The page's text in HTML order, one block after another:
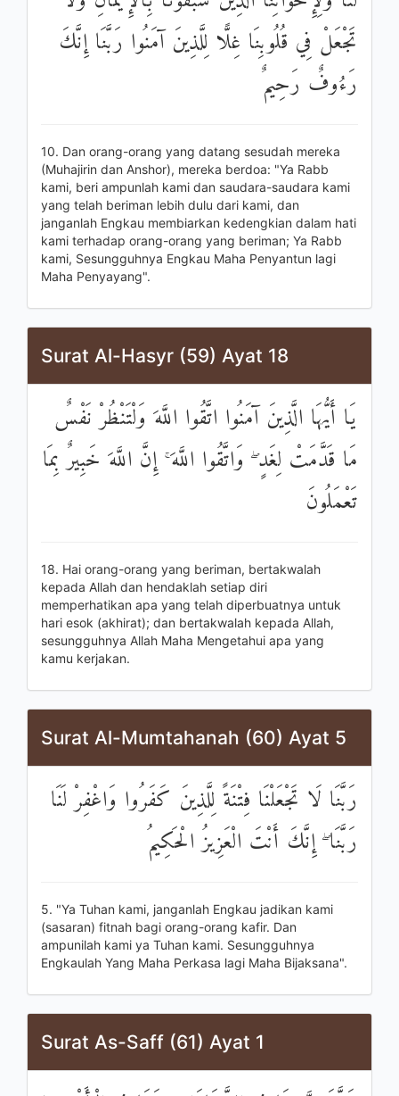
تَجْعَلْ فِي قُلُوبِنَا غِلًّا لِلَّذِينَ آمَنُوا رَبَّنَا إِنَّكَ
رَءُوفٌ رَحِيمٌ
10. Dan orang-orang yang datang sesudah mereka
(Muhajirin dan Anshor), mereka berdoa: "Ya Rabb
kami, beri ampunlah kami dan saudara-saudara kami
yang telah beriman lebih dulu dari kami, dan
janganlah Engkau membiarkan kedengkian dalam hati
kami terhadap orang-orang yang beriman; Ya Rabb
kami, Sesungguhnya Engkau Maha Penyantun lagi
Maha Penyayang".
Surat Al-Hasyr (59) Ayat 18
يَا أَيُّهَا الَّذِينَ آمَنُوا اتَّقُوا اللَّهَ وَلْتَنْظُرْ نَفْسٌ
مَا قَدَّمَتْ لِغَدٍ ۖ وَاتَّقُوا اللَّهَ ۚ إِنَّ اللَّهَ خَبِيرٌ بِمَا
تَعْمَلُونَ
18. Hai orang-orang yang beriman, bertakwalah
kepada Allah dan hendaklah setiap diri
memperhatikan apa yang telah diperbuatnya untuk
hari esok (akhirat); dan bertakwalah kepada Allah,
sesungguhnya Allah Maha Mengetahui apa yang
kamu kerjakan.
Surat Al-Mumtahanah (60) Ayat 5
رَبَّنَا لَا تَجْعَلْنَا فِتْنَةً لِلَّذِينَ كَفَرُوا وَاغْفِرْ لَنَا
رَبَّنَا ۖ إِنَّكَ أَنْتَ الْعَزِيزُ الْحَكِيمُ
5. "Ya Tuhan kami, janganlah Engkau jadikan kami
(sasaran) fitnah bagi orang-orang kafir. Dan
ampunilah kami ya Tuhan kami. Sesungguhnya
Engkaulah Yang Maha Perkasa lagi Maha Bijaksana".
Surat As-Saff (61) Ayat 1